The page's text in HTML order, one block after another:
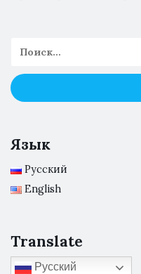
Язык
Русский
English
Translate
Русский